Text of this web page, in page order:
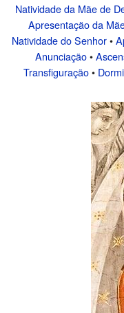
Natividade da Mãe de
Apresentação da
Natividade do Senhor•
Anunciação•
Transfiguração•